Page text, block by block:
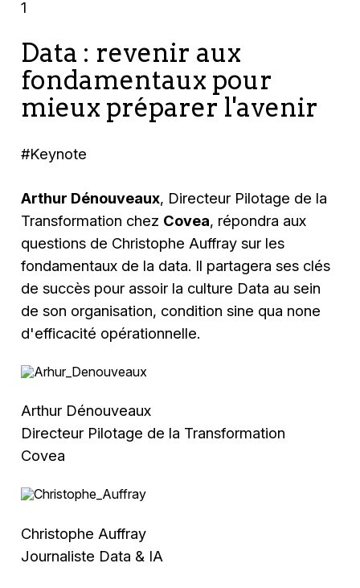
1
Data : revenir aux
fondamentaux pour
mieux préparer l'avenir
#Keynote
Arthur Dénouveaux, Directeur Pilotage de la
Transformation chez Covea, répondra aux
questions de Christophe Auffray sur les
fondamentaux de la data. Il partagera ses clés
de succès pour assoir la culture Data au sein
de son organisation, condition sine qua none
d'efficacité opérationnelle.
Arthur Dénouveaux
Directeur Pilotage de la Transformation
Covea
Christophe Auffray
Journaliste Data & IA